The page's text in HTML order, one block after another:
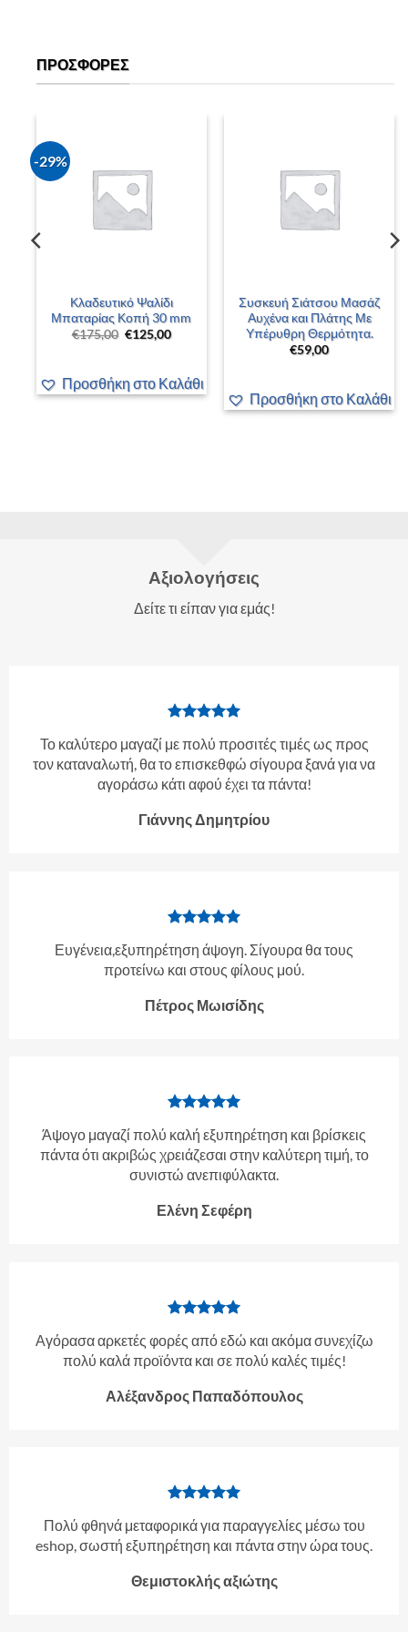
ΠΡΟΣΦΟΡΈΣ
-29%
Κλαδευτικό Ψαλίδι
Μπαταρίας Κοπή 30 mm
€175,00 Original
€125,00Η
€125,00.
Προσθήκη στο Καλάθι
Συσκευή Σιάτσου Μασάζ
Αυχένα και Πλάτης Με
Υπέρυθρη Θερμότητα.
€59,00
Προσθήκη στο Καλάθι
Αξιολογήσεις
Δείτε τι είπαν για εμάς!
Το καλύτερο μαγαζί με πολύ προσιτές τιμές ως προς
τον καταναλωτή, θα το επισκεθφώ σίγουρα ξανά για να
αγοράσω κάτι αφού έχει τα πάντα!
Γιάννης Δημητρίου
Ευγένεια,εξυπηρέτηση άψογη. Σίγουρα θα τους
προτείνω και στους φίλους μού.
Πέτρος Μωισίδης
Άψογο μαγαζί πολύ καλή εξυπηρέτηση και βρίσκεις
πάντα ότι ακριβώς χρειάζεσαι στην καλύτερη τιμή, το
συνιστώ ανεπιφύλακτα.
Ελένη Σεφέρη
Αγόρασα αρκετές φορές από εδώ και ακόμα συνεχίζω
πολύ καλά προϊόντα και σε πολύ καλές τιμές!
Αλέξανδρος Παπαδόπουλος
Πολύ φθηνά μεταφορικά για παραγγελίες μέσω του
eshop, σωστή εξυπηρέτηση και πάντα στην ώρα τους.
Θεμιστοκλής αξιώτης